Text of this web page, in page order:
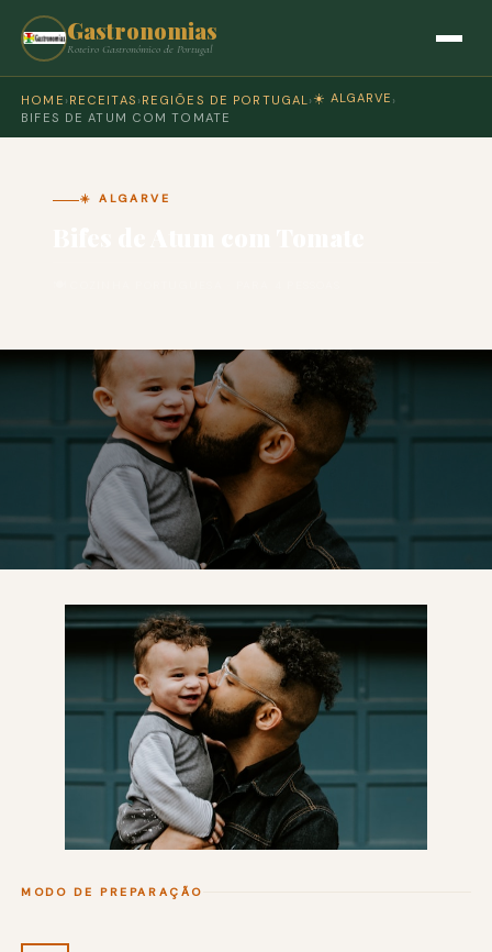
Gastronomias
Roteiro Gastronómico de Portugal
HOME › RECEITAS › REGIÕES DE PORTUGAL › ☀️ ALGARVE ›
BIFES DE ATUM COM TOMATE
☀️ ALGARVE
MODO DE PREPARAÇÃO